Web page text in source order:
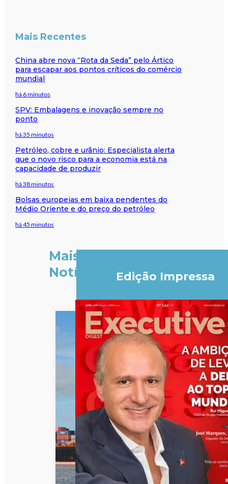
Mais Recentes
China abre nova “Rota da Seda” pelo Ártico
para escapar aos pontos críticos do comércio
mundial
há 6 minutos
SPV: Embalagens e inovação sempre no
ponto
há 35 minutos
Petróleo, cobre e urânio: Especialista alerta
que o novo risco para a economia está na
capacidade de produzir
há 38 minutos
Bolsas europeias em baixa pendentes do
Médio Oriente e do preço do petróleo
há 45 minutos
Mais
Notícias
Edição Impressa